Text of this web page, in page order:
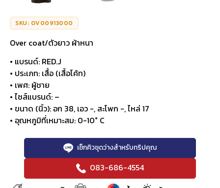
SKU: OV00913000
Over coat/ตัวยาว ผ้าหนา
• แบรนด์: RED.J
• ประเภท: เสื้อ (เสื้อโค้ท)
• เพศ: ผู้ชาย
• ไซส์แบรนด์: –
• ขนาด (นิ้ว): อก 38, เอว -, สะโพก -, ไหล่ 17
• อุณหภูมิที่เหมาะสม: 0-10° C
เช็กคิวชุดว่างสำหรับทริปคุณ
083-686-4554